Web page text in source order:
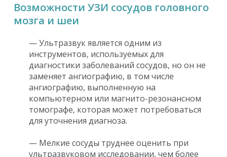
Возможности УЗИ сосудов головного
мозга и шеи
— Ультразвук является одним из
инструментов, используемых для
диагностики заболеваний сосудов, но он не
заменяет ангиографию, в том числе
ангиографию, выполненную на
компьютерном или магнито-резонансном
томографе, которая может потребоваться
для уточнения диагноза.
— Мелкие сосуды труднее оценить при
ультразвуковом исследовании, чем более